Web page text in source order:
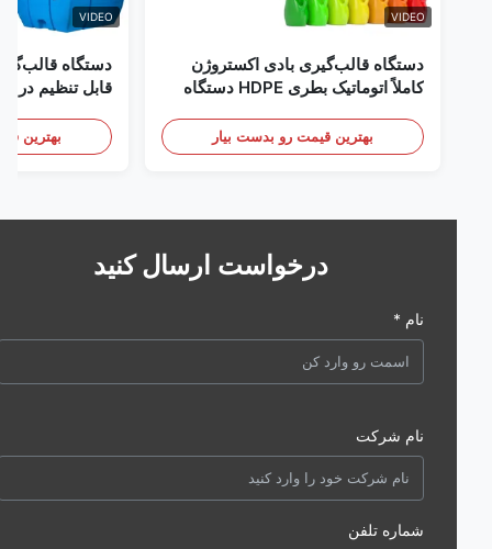
VIDEO
دستگاه قالب‌گیری بادی اکستروژن
کاملاً اتوماتیک بطری HDPE دستگاه
بهترین قیمت رو بدست بیار
VIDEO
دستگاه قالب‌گیری
بهترین قیمت
درخواست ارسال کنید
نام شرکت
شماره تلفن